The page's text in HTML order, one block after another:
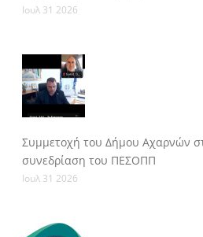
Ιουλ 31 2026
Συμμετοχή του Δήμου Αχαρνών
συνεδρίαση του ΠΕΣΟΠΠ
Ιουλ 31 2026